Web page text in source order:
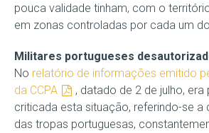
pouca validade tinham, com o
em zonas controladas por cada um
Militares portugueses
No relatório de informações emitido
da CCPA
, datado de 2 de julho,
criticada esta situação, referindo-se a
das tropas portuguesas,